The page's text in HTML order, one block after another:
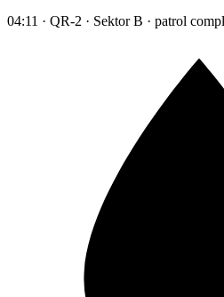
04:11 · QR-2 · Sektor B · patrol